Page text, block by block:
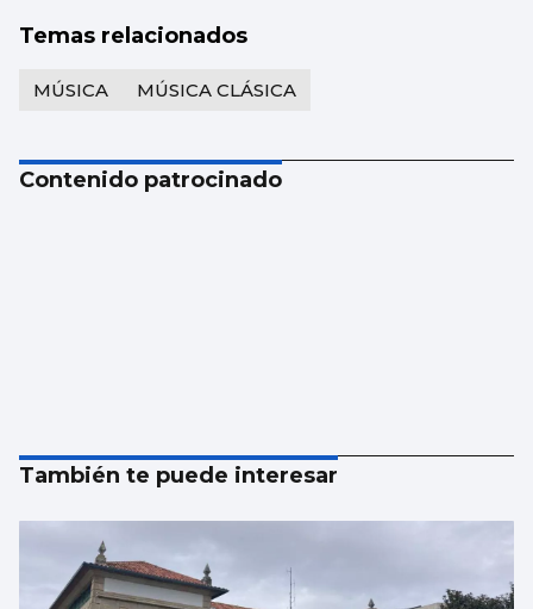
Temas relacionados
MÚSICA MÚSICA CLÁSICA
Contenido patrocinado
También te puede interesar